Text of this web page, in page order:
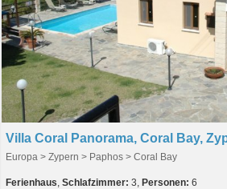
Europa > Zypern > Paphos > Coral Bay
Ferienhaus, Schlafzimmer: 3, Personen: 6